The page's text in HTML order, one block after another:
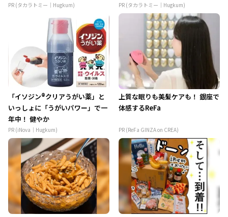
PR (タカラトミー｜Hugkum) PR (タカラトミー｜Hugkum)
「イソジン®クリアうがい薬」と
いっしょに「うがいパワー」で一
年中！ 健やか
PR (iNova｜Hugkum)
上質な眠りも美髪ケアも！ 銀座で
体感するReFa
PR (ReFa GINZA on CREA)